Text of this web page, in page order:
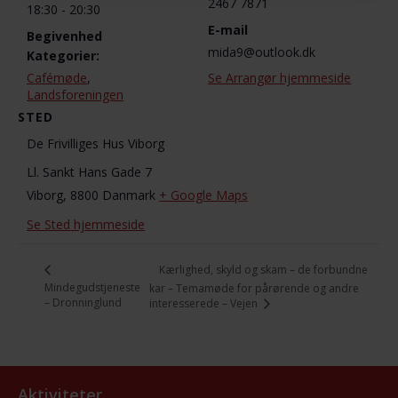
18:30 - 20:30
Begivenhed
Kategorier:
Cafémøde,
Landsforeningen
STED
De Frivilliges Hus Viborg
Ll. Sankt Hans Gade 7
Viborg, 8800 Danmark + Google Maps
Se Sted hjemmeside
E-mail
mida9@outlook.dk
Se Arrangør hjemmeside
Mindegudstjeneste
– Dronninglund
Kærlighed, skyld og skam – de forbundne
kar – Temamøde for pårørende og andre
interesserede – Vejen